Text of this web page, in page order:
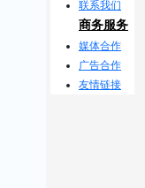
联系我们
商务服务
媒体合作
广告合作
友情链接